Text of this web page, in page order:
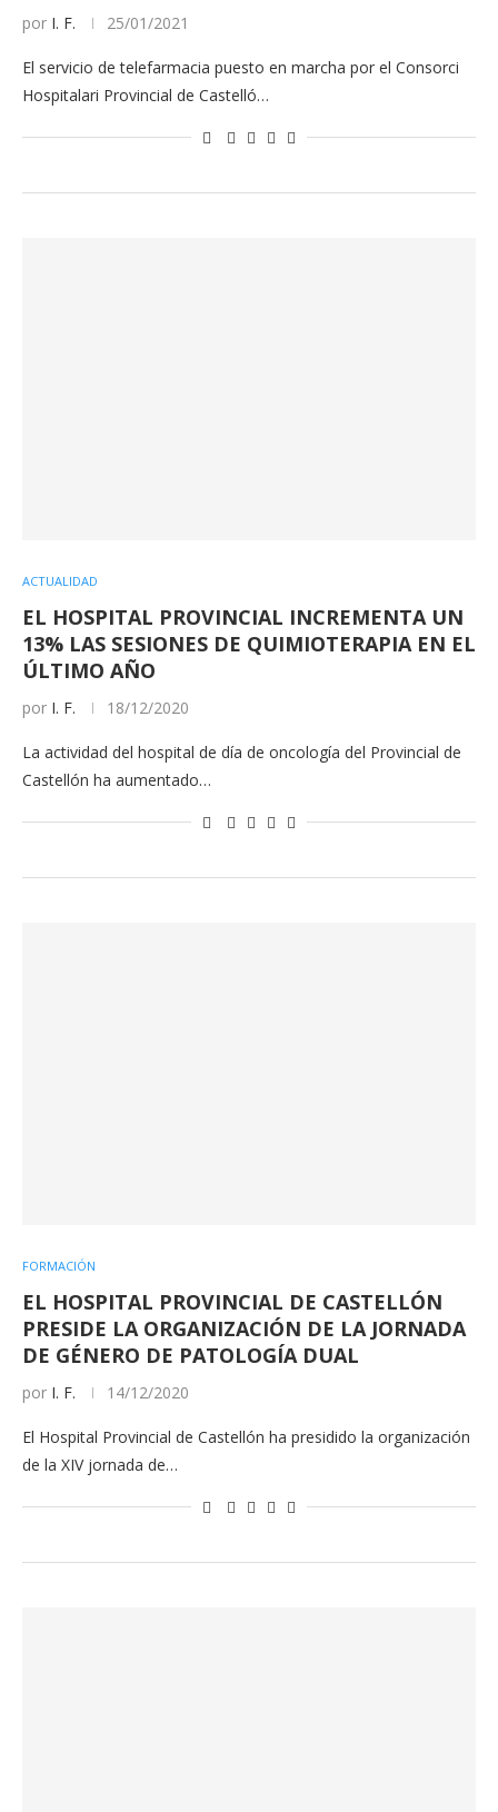
por I. F. 25/01/2021
El servicio de telefarmacia puesto en marcha por el Consorci
Hospitalari Provincial de Castelló…
ACTUALIDAD
EL HOSPITAL PROVINCIAL INCREMENTA UN
13% LAS SESIONES DE QUIMIOTERAPIA EN EL
ÚLTIMO AÑO
por I. F. 18/12/2020
La actividad del hospital de día de oncología del Provincial de
Castellón ha aumentado…
FORMACIÓN
EL HOSPITAL PROVINCIAL DE CASTELLÓN
PRESIDE LA ORGANIZACIÓN DE LA JORNADA
DE GÉNERO DE PATOLOGÍA DUAL
por I. F. 14/12/2020
El Hospital Provincial de Castellón ha presidido la organización
de la XIV jornada de…